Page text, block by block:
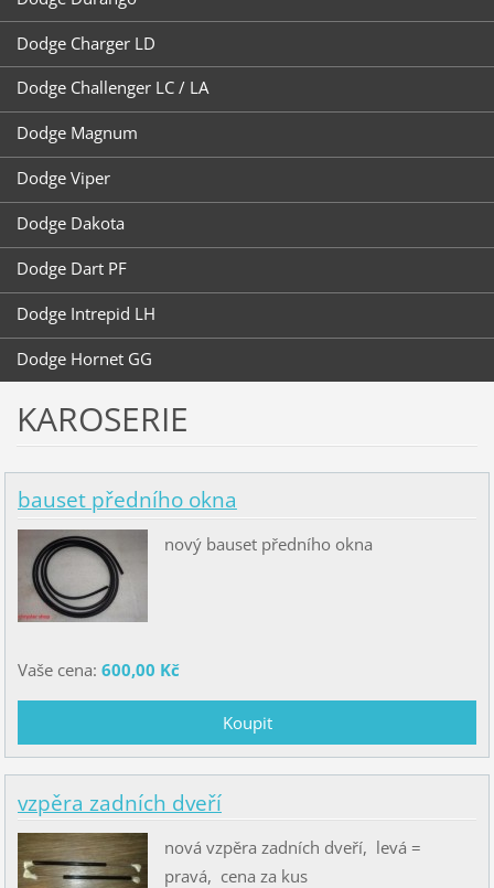
Dodge Charger LD
Dodge Challenger LC / LA
Dodge Magnum
Dodge Viper
Dodge Dakota
Dodge Dart PF
Dodge Intrepid LH
Dodge Hornet GG
KAROSERIE
bauset předního okna
nový bauset předního okna
Vaše cena: 600,00 Kč
vzpěra zadních dveří
nová vzpěra zadních dveří, levá =
pravá, cena za kus